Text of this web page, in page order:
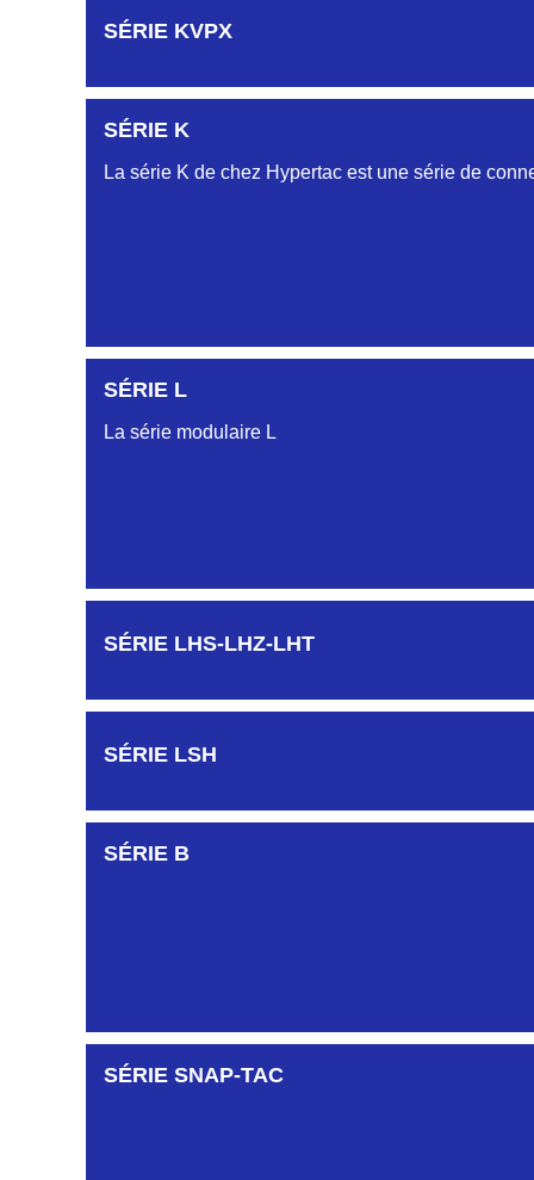
SÉRIE KVPX
SÉRIE K
La série K de chez Hypertac est une série de
SÉRIE L
La série modulaire L
SÉRIE LHS-LHZ-LHT
SÉRIE LSH
SÉRIE B
SÉRIE SNAP-TAC